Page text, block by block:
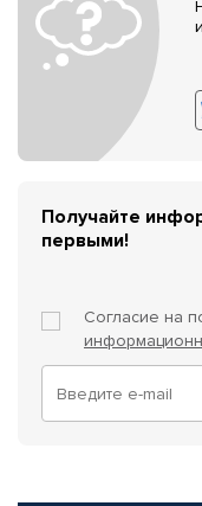
Получайте
первыми!
Согласие на